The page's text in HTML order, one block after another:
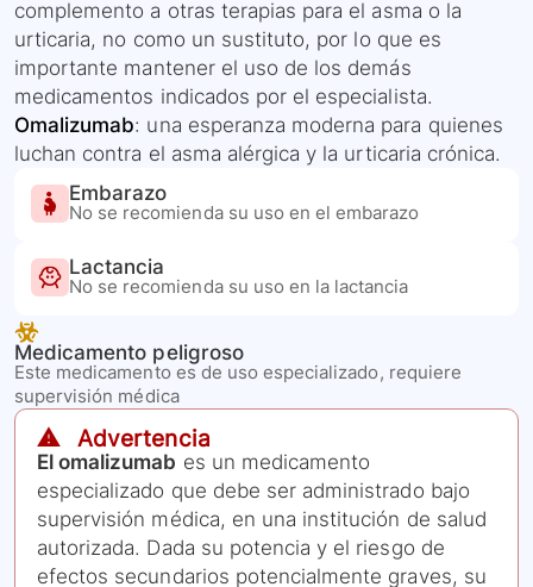
complemento a otras terapias para el asma o la
urticaria, no como un sustituto, por lo que es
importante mantener el uso de los demás
medicamentos indicados por el especialista.
Omalizumab: una esperanza moderna para quienes
luchan contra el asma alérgica y la urticaria crónica.
Embarazo
No se recomienda su uso en el embarazo
Lactancia
No se recomienda su uso en la lactancia
Medicamento peligroso
Este medicamento es de uso especializado, requiere
supervisión médica
⚠️ Advertencia
El omalizumab es un medicamento
especializado que debe ser administrado bajo
supervisión médica, en una institución de salud
autorizada. Dada su potencia y el riesgo de
efectos secundarios potencialmente graves, su